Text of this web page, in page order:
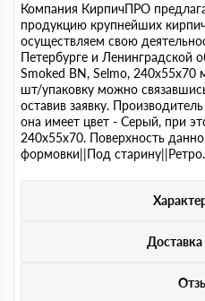
Компания КирпичПРО
продукцию крупнейших
осуществляем свою
Петербурге и Ленинградской
Smoked BN, Selmo, 240х55х70
шт/упаковку можно
оставив заявку.
она имеет цвет - Серый, при
240х55х70. Поверхность
формовки||Под старину||Ретро.
Доставка